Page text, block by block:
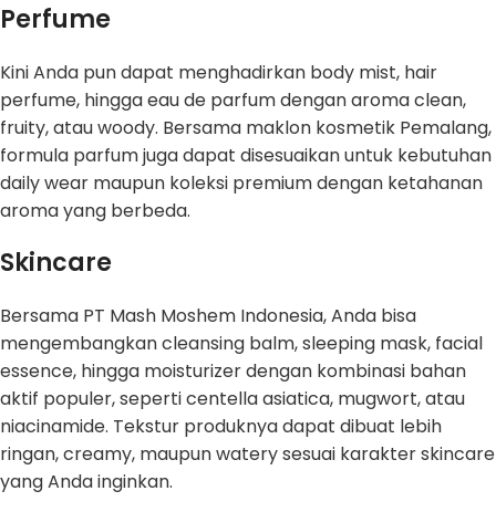
Perfume
Kini Anda pun dapat menghadirkan body mist, hair
perfume, hingga eau de parfum dengan aroma clean,
fruity, atau woody. Bersama maklon kosmetik Pemalang,
formula parfum juga dapat disesuaikan untuk kebutuhan
daily wear maupun koleksi premium dengan ketahanan
aroma yang berbeda.
Skincare
Bersama PT Mash Moshem Indonesia, Anda bisa
mengembangkan cleansing balm, sleeping mask, facial
essence, hingga moisturizer dengan kombinasi bahan
aktif populer, seperti centella asiatica, mugwort, atau
niacinamide. Tekstur produknya dapat dibuat lebih
ringan, creamy, maupun watery sesuai karakter skincare
yang Anda inginkan.